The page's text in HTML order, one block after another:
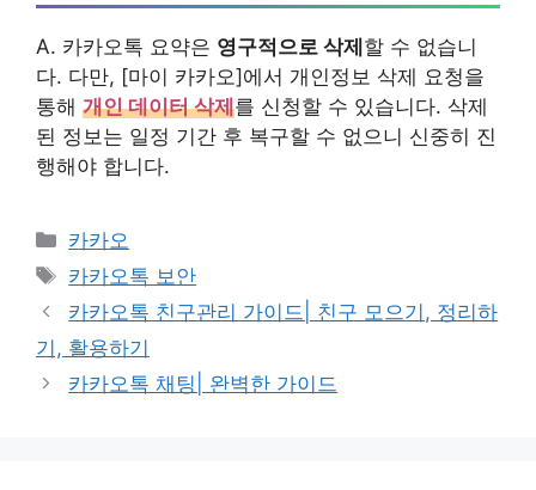
A. 카카오톡 요약은 영구적으로 삭제할 수 없습니
다. 다만, [마이 카카오]에서 개인정보 삭제 요청을
통해 개인 데이터 삭제를 신청할 수 있습니다. 삭제
된 정보는 일정 기간 후 복구할 수 없으니 신중히 진
행해야 합니다.
카
테
고
리
카카오
태
그
카카오톡 보안
카카오톡 친구관리 가이드| 친구 모으기, 정리하
기, 활용하기
카카오톡 채팅| 완벽한 가이드